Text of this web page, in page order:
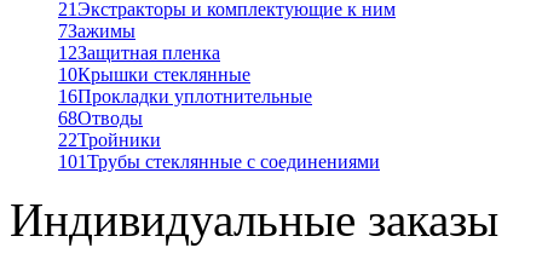
21Экстракторы и комплектующие к ним
7Зажимы
12Защитная пленка
10Крышки стеклянные
16Прокладки уплотнительные
68Отводы
22Тройники
101Трубы стеклянные с соединениями
Индивидуальные заказы